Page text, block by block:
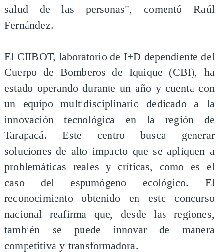
salud de las personas", comentó Raúl
Fernández.
El CIIBOT, laboratorio de I+D dependiente del
Cuerpo de Bomberos de Iquique (CBI), ha
estado operando durante un año y cuenta con
un equipo multidisciplinario dedicado a la
innovación tecnológica en la región de
Tarapacá. Este centro busca generar
soluciones de alto impacto que se apliquen a
problemáticas reales y críticas, como es el
caso del espumógeno ecológico. El
reconocimiento obtenido en este concurso
nacional reafirma que, desde las regiones,
también se puede innovar de manera
competitiva y transformadora.